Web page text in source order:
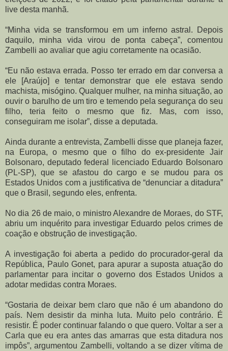
live desta manhã.
“Minha vida se transformou em um inferno astral. Depois
daquilo, minha vida virou de ponta cabeça”, comentou
Zambelli ao avaliar que agiu corretamente na ocasião.
“Eu não estava errada. Posso ter errado em dar conversa a
ele [Araújo] e tentar demonstrar que ele estava sendo
machista, misógino. Qualquer mulher, na minha situação, ao
ouvir o barulho de um tiro e temendo pela segurança do seu
filho, teria feito o mesmo que fiz. Mas, com isso,
conseguiram me isolar”, disse a deputada.
Ainda durante a entrevista, Zambelli disse que planeja fazer,
na Europa, o mesmo que o filho do ex-presidente Jair
Bolsonaro, deputado federal licenciado Eduardo Bolsonaro
(PL-SP), que se afastou do cargo e se mudou para os
Estados Unidos com a justificativa de “denunciar a ditadura”
que o Brasil, segundo eles, enfrenta.
No dia 26 de maio, o ministro Alexandre de Moraes, do STF,
abriu um inquérito para investigar Eduardo pelos crimes de
coação e obstrução de investigação.
A investigação foi aberta a pedido do procurador-geral da
República, Paulo Gonet, para apurar a suposta atuação do
parlamentar para incitar o governo dos Estados Unidos a
adotar medidas contra Moraes.
“Gostaria de deixar bem claro que não é um abandono do
país. Nem desistir da minha luta. Muito pelo contrário. É
resistir. É poder continuar falando o que quero. Voltar a ser a
Carla que eu era antes das amarras que esta ditadura nos
impôs”, argumentou Zambelli, voltando a se dizer vítima de